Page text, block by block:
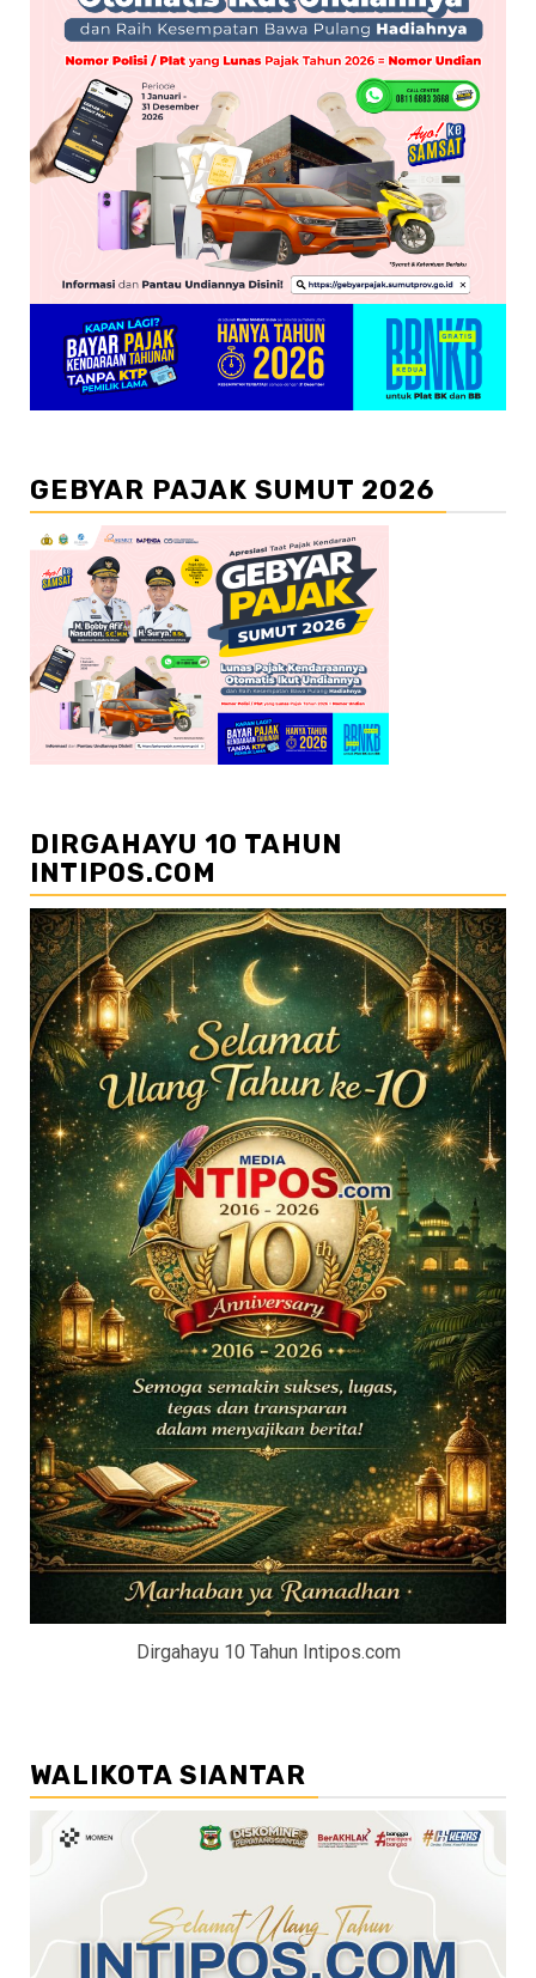
GEBYAR PAJAK SUMUT 2026
DIRGAHAYU 10 TAHUN
INTIPOS.COM
Dirgahayu 10 Tahun Intipos.com
WALIKOTA SIANTAR